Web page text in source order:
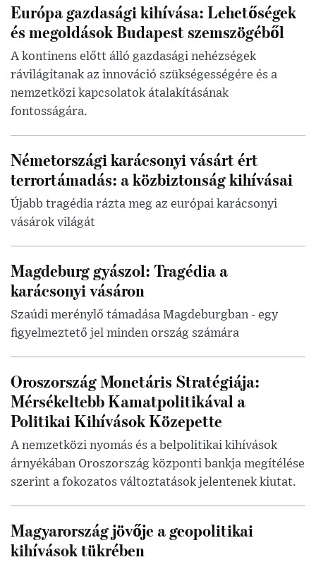
Európa gazdasági kihívása: Lehetőségek
és megoldások Budapest szemszögéből
A kontinens előtt álló gazdasági nehézségek
rávilágítanak az innováció szükségességére és a
nemzetközi kapcsolatok átalakításának
fontosságára.
Németországi karácsonyi vásárt ért
terrortámadás: a közbiztonság kihívásai
Újabb tragédia rázta meg az európai karácsonyi
vásárok világát
Magdeburg gyászol: Tragédia a
karácsonyi vásáron
Szaúdi merénylő támadása Magdeburgban - egy
figyelmeztető jel minden ország számára
Oroszország Monetáris Stratégiája:
Mérsékeltebb Kamatpolitikával a
Politikai Kihívások Közepette
A nemzetközi nyomás és a belpolitikai kihívások
árnyékában Oroszország központi bankja megítélése
szerint a fokozatos változtatások jelentenek kiutat.
Magyarország jövője a geopolitikai
kihívások tükrében